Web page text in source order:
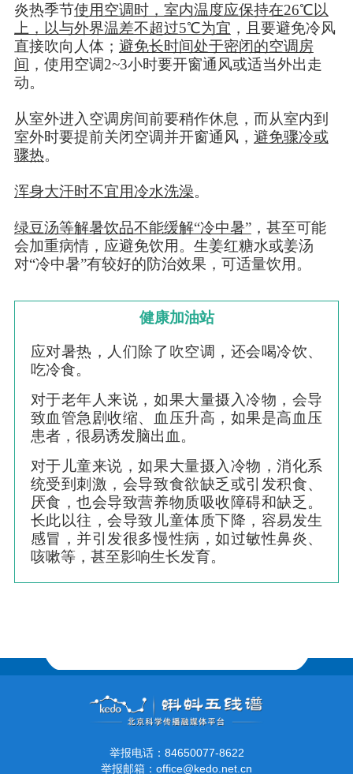
炎热季节使用空调时，室内温度应保持在26℃以
上，以与外界温差不超过5℃为宜 ，且要避免冷风
直接吹向人体； 避免长时间处于密闭的空调房
间 ，使用空调2~3小时要开窗通风或适当外出走
动。
从室外进入空调房间前要稍作休息，而从室内到
室外时要提前关闭空调并开窗通风， 避免骤冷或
骤热。
浑身大汗时不宜用冷水洗澡。
绿豆汤等解暑饮品不能缓解“冷中暑”，甚至可能
会加重病情，应避免饮用。生姜红糖水或姜汤
对“冷中暑”有较好的防治效果，可适量饮用。
健康加油站
应对暑热，人们除了吹空调，还会喝冷饮、
吃冷食。
对于老年人来说，如果大量摄入冷物，会导
致血管急剧收缩、血压升高，如果是高血压
患者，很易诱发脑出血。
对于儿童来说，如果大量摄入冷物，消化系
统受到刺激，会导致食欲缺乏或引发积食、
厌食，也会导致营养物质吸收障碍和缺乏。
长此以往，会导致儿童体质下降，容易发生
感冒，并引发很多慢性病，如过敏性鼻炎、
咳嗽等，甚至影响生长发育。
举报电话：84650077-8622
举报邮箱：office@kedo.net.cn